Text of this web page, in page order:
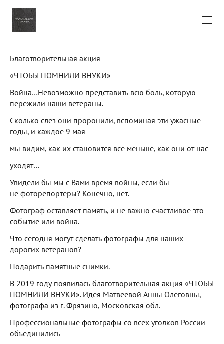
Благотворительная акция
«ЧТОБЫ ПОМНИЛИ ВНУКИ»
Война…Невозможно представить всю боль, которую
пережили наши ветераны.
Сколько слёз они проронили, вспоминая эти ужасные
годы, и каждое 9 мая
мы видим, как их становится всё меньше, как они от нас
уходят…
Увидели бы мы с Вами время войны, если бы
не фоторепортёры? Конечно, нет.
Фотограф оставляет память, и не важно счастливое это
событие или война.
Что сегодня могут сделать фотографы для наших
дорогих ветеранов?
Подарить памятные снимки.
В 2019 году появилась благотворительная акция «ЧТОБЫ
ПОМНИЛИ ВНУКИ». Идея Матвеевой Анны Олеговны,
фотографа из г. Фрязино, Московская обл.
Профессиональные фотографы со всех уголков России
объединились